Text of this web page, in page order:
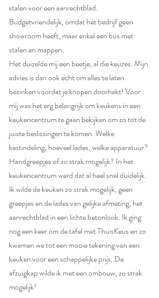
stalen voor een aanrechtblad.
Budgetvriendelijk, omdat het bedrijf geen
showroom heeft, maar enkel een bus met
stalen en mappen.
Het duizelde mij een beetje, al die keuzes. Mijn
advies is dan ook echt om alles te laten
bezinken voordat je knopen doorhakt! Voor
mij was het erg belangrijk om keukens in een
keukencentrum te gaan bekijken om zo tot de
juiste beslissingen te komen. Welke
kastindeling, hoeveel lades, welke apparatuur?
Handgreepjes of zo strak mogelijk? In het
keukencentrum werd dat al heel snel duidelijk.
Ik wilde de keuken zo strak mogelijk, geen
greepjes en de lades van gelijke afmeting, het
aanrechtblad in een lichte betonlook. Ik ging
nog een keer om de tafel met ThuisKeus en zo
kwamen we tot een mooie tekening van een
keuken voor een schappelijke prijs. De
afzuigkap wilde ik met een ombouw, zo strak
mogelijk!